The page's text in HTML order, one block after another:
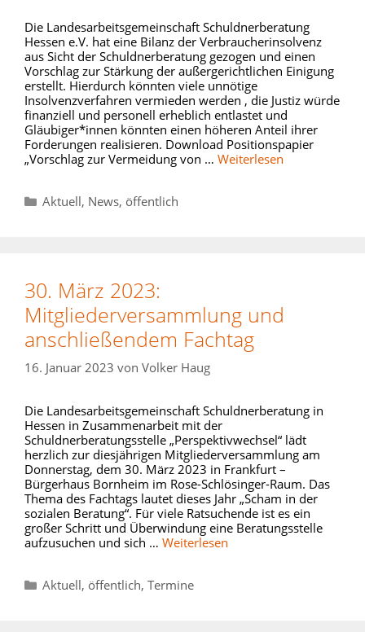
Die Landesarbeitsgemeinschaft Schuldnerberatung
Hessen e.V. hat eine Bilanz der Verbraucherinsolvenz
aus Sicht der Schuldnerberatung gezogen und einen
Vorschlag zur Stärkung der außergerichtlichen Einigung
erstellt. Hierdurch könnten viele unnötige
Insolvenzverfahren vermieden werden , die Justiz würde
finanziell und personell erheblich entlastet und
Gläubiger*innen könnten einen höheren Anteil ihrer
Forderungen realisieren. Download Positionspapier
„Vorschlag zur Vermeidung von … Weiterlesen
Kategorien
Aktuell, News, öffentlich
30. März 2023:
Mitgliederversammlung und
anschließendem Fachtag
16. Januar 2023 von Volker Haug
Die Landesarbeitsgemeinschaft Schuldnerberatung in
Hessen in Zusammenarbeit mit der
Schuldnerberatungsstelle „Perspektivwechsel“ lädt
herzlich zur diesjährigen Mitgliederversammlung am
Donnerstag, dem 30. März 2023 in Frankfurt –
Bürgerhaus Bornheim im Rose-Schlösinger-Raum. Das
Thema des Fachtags lautet dieses Jahr „Scham in der
sozialen Beratung“. Für viele Ratsuchende ist es ein
großer Schritt und Überwindung eine Beratungsstelle
aufzusuchen und sich … Weiterlesen
Kategorien
Aktuell, öffentlich, Termine